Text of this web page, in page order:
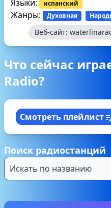
Языки: испанский
Жанры: Духовная
Веб-сайт:
Что сейчас
Radio?
Смотреть плейлист
Поиск радиостанций